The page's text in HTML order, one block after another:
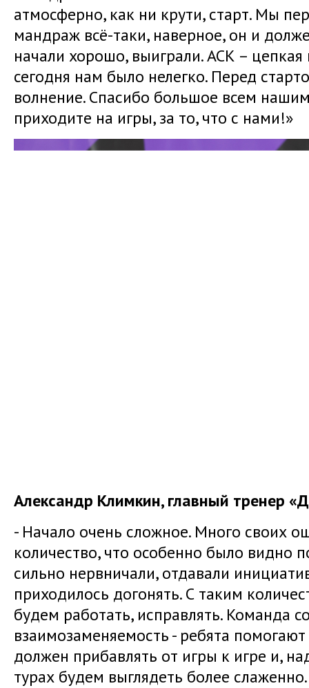
атмосферно, как ни крути, старт. Мы
мандраж всё-таки, наверное, он и
начали хорошо, выиграли. АСК –
сегодня нам было нелегко. Перед
волнение. Спасибо большое всем
приходите на игры, за то, что с нами!»
Александр Климкин, главный тренер
- Начало очень сложное. Много своих
количество, что особенно было видно
сильно нервничали, отдавали
приходилось догонять. С таким
будем работать, исправлять. Команда
взаимозаменяемость - ребята помогают
должен прибавлять от игры к игре и,
турах будем выглядеть более слаженно.